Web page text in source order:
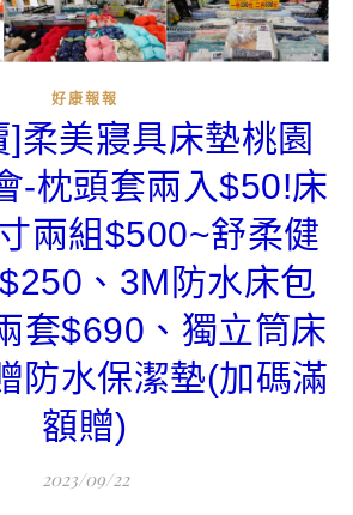
好康報報
]柔美寢具床墊桃園
-枕頭套兩入$50!床
兩組$500~舒柔健
、3M防水床包
套$690、獨立筒床
防水保潔墊(加碼滿
額贈)
2023/09/22